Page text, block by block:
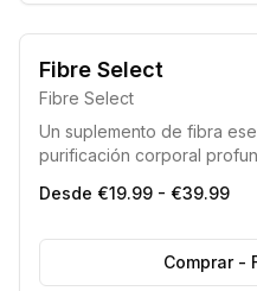
Fibre Select
Fibre Select
Un suplemento de fibra
purificación corporal
mejorar el bienestar general.
Desde €19.99 - €39.99
Comprar-